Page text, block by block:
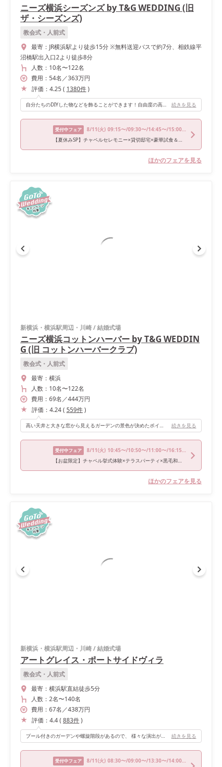
ニーズ横浜シーズンズ by T&G WEDDING (旧
ザ・シーズンズ)
教会式・人前式
最寄： JR横浜駅より徒歩15分 ※無料送迎バスで約7分、相鉄線平
沼橋駅出入口2より徒歩8分
人数： 10名〜122名
費用： 54名 ／363万円
評価： 4.25( 1380件)
自分たちのDIYした物などを飾ることができます！自由度の高い会場だと思います。 続きを見る
受付中フェア 8/11(火) 09:15〜/09:30〜/14:45〜/15:00〜/18:00〜
【夏休みSP】チャペルセレモニー×貸切邸宅×豪華試食＆特典
ほかのフェアを見る
新横浜・横浜駅周辺・川崎/結婚式場
ニーズ横浜コットンハーバー by T&G WEDDIN
G (旧 コットンハーバークラブ)
教会式・人前式
最寄： 横浜
人数： 10名〜122名
費用： 69名 ／444万円
評価： 4.24( 559件)
高い天井と大きな窓から見えるガーデンの景色が決めたポイントです！ ホワイトとダークブラウンを基調としたシックなバンケットなので、高砂後ろに装花を追加した事で華やかになりました！ 続きを見る
受付中フェア 8/11(火) 10:45〜/10:50〜/11:00〜/16:15〜/16:30〜
【お盆限定】チャペル挙式体験×テラスパーティ×黒毛和牛試食
ほかのフェアを見る
新横浜・横浜駅周辺・川崎/結婚式場
アートグレイス・ポートサイドヴィラ
教会式・人前式
最寄： 横浜駅直結徒歩5分
人数： 2名〜140名
費用： 67名 ／438万円
評価： 4.4( 883件)
プール付きのガーデンや螺旋階段があるので、 様々な演出ができます！ 会場が可愛すぎずシックすぎず落ち着きのある雰囲気なのもポイントでした。 続きを見る
受付中フェア 8/11(火) 08:30〜/09:00〜/13:30〜/14:00〜